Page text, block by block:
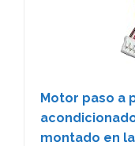
Motor paso a
acondicionado
montado en